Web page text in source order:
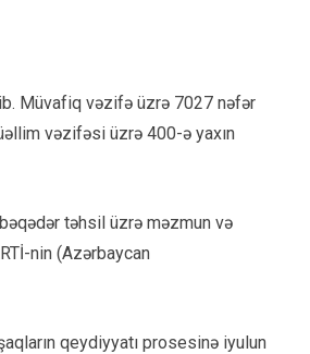
Müvafiq vəzifə üzrə 7027 nəfər
vəzifəsi üzrə 400-ə yaxın
təhsil üzrə məzmun və
nin (Azərbaycan
qeydiyyatı prosesinə iyulun